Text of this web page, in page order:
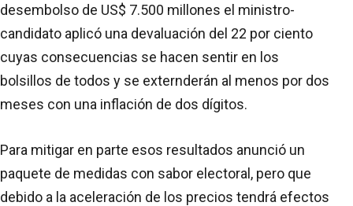
desembolso de US$ 7.500 millones el ministro-
candidato aplicó una devaluación del 22 por ciento
cuyas consecuencias se hacen sentir en los
bolsillos de todos y se externderán al menos por dos
meses con una inflación de dos dígitos.
Para mitigar en parte esos resultados anunció un
paquete de medidas con sabor electoral, pero que
debido a la aceleración de los precios tendrá efectos